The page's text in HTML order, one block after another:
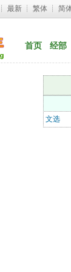
┊ 最新 ┊ 繁体 ┊ 简
首页 经部
文选